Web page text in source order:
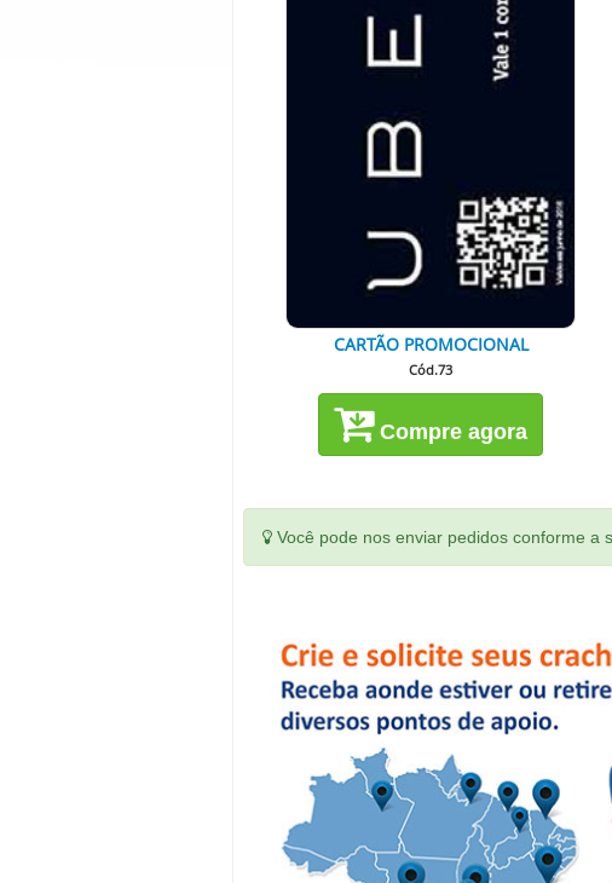
CARTÃO PROMOCIONAL
Cód.73
Compre agora
Você pode nos enviar pedidos conforme a